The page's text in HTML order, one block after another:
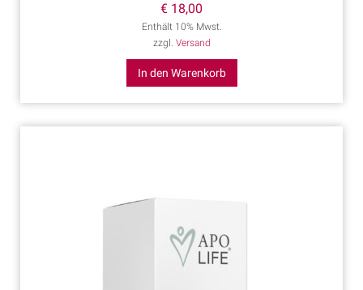
€ 18,00
Enthält 10% Mwst.
zzgl. Versand
In den Warenkorb